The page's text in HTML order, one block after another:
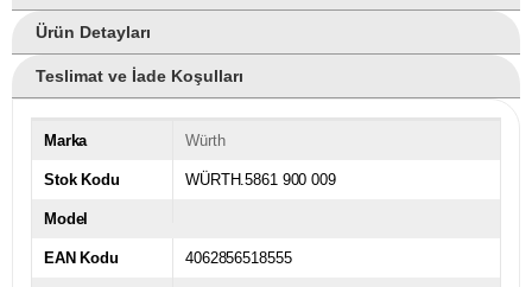
Ürün Detayları
Teslimat ve İade Koşulları
Marka Würth
Stok Kodu WÜRTH.5861 900 009
Model
EAN Kodu 4062856518555